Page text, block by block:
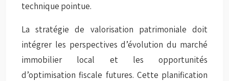
technique pointue.
La stratégie de valorisation patrimoniale doit
intégrer les perspectives d’évolution du marché
immobilier local et les opportunités
d’optimisation fiscale futures. Cette planification